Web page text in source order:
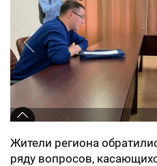
Жители региона
ряду вопросов,